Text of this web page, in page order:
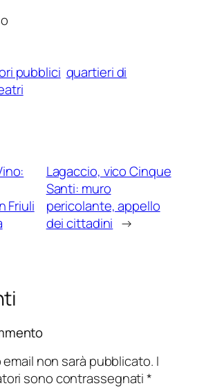
pubblici quartieri di
Friuli
Lagaccio, vico Cinque
Santi: muro
pericolante, appello
dei cittadini →
non sarà pubblicato. I
sono contrassegnati*